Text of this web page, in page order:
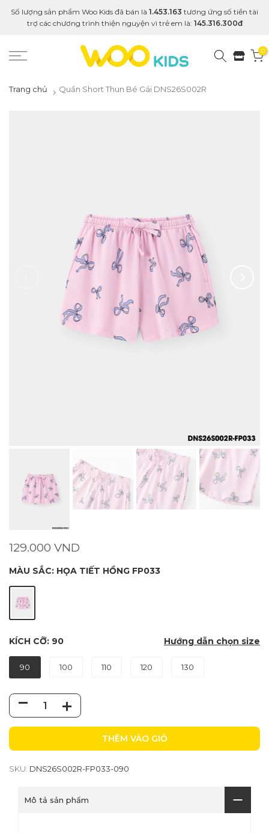
Số lượng sản phẩm Woo Kids đã bán là 1.453.163 tương ứng số tiền tài
trợ các chương trình thiện nguyện vì trẻ em là: 145.316.300đ
0
Trang chủ Quần Short Thun Bé Gái DNS26S002R
129.000 VND
MÀU SẮC: HỌA TIẾT HỒNG FP033
KÍCH CỠ: 90 Hướng dẫn chọn size
90 100 110 120 130
THÊM VÀO GIỎ
SKU: DNS26S002R-FP033-090
Mô tả sản phẩm